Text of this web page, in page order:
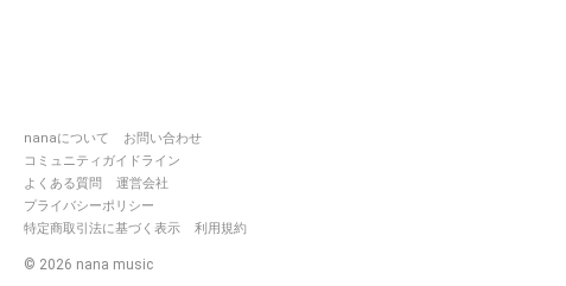
nanaについて
お問い合わせ
コミュニティガイドライン
よくある質問
運営会社
プライバシーポリシー
特定商取引法に基づく表示
利用規約
© 2026 nana music